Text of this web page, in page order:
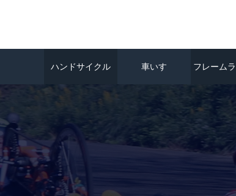
ハンドサイクル 車いす フレーム